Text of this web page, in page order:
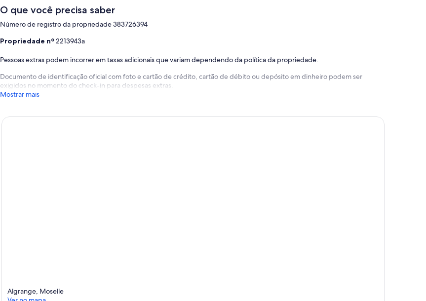
O que você precisa saber
Número de registro da propriedade 383726394
Propriedade nº2213943a
Pessoas extras podem incorrer em taxas adicionais que variam dependendo da política da propriedade.
Documento de identificação oficial com foto e cartão de crédito, cartão de débito ou depósito em dinheiro podem ser
exigidos no momento do check-in para despesas extras.
Mostrar mais
Algrange, Moselle